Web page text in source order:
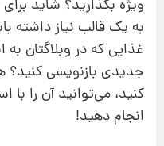
ویژه بگذارید؟ شاید
به یک قالب نیاز داشته
غذایی که در وبلاگتان
جدیدی بازنویسی کنید؟
کنید، می‌توانید آن را
انجام دهید!